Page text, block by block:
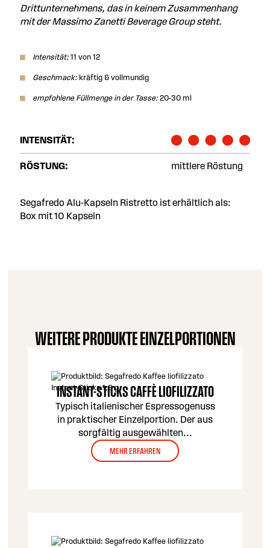
Drittunternehmens, das in keinem Zusammenhang
mit der Massimo Zanetti Beverage Group steht.
Intensität: 11 von 12
Geschmack: kräftig & vollmundig
empfohlene Füllmenge in der Tasse: 20-30 ml
INTENSITÄT:
RÖSTUNG: mittlere Röstung
Segafredo Alu-Kapseln Ristretto ist erhältlich als:
Box mit 10 Kapseln
WEITERE PRODUKTE EINZELPORTIONEN
INSTANT-STICKS CAFFÈ LIOFILIZZATO
Typisch italienischer Espressogenuss
in praktischer Einzelportion. Der aus
sorgfältig ausgewählten
MEHR ERFAHREN